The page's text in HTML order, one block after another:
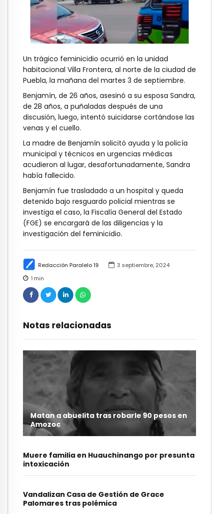
Redacción Paralelo 19
3 septiembre, 2024
1 min
Notas relacionadas
Matan a abuelita tras robarle 90 pesos en
Amozoc
Muere familia en Huauchinango por presunta
intoxicación
Vandalizan Casa de Gestión de Grace
Palomares tras polémica
Un trágico feminicidio ocurrió en la unidad
habitacional Villa Frontera, al norte de la ciudad de
Puebla, la mañana del martes 3 de septiembre.
Benjamín, de 26 años, asesinó a su esposa Sandra,
de 28 años, a puñaladas después de una
discusión, luego, intentó suicidarse cortándose las
venas y el cuello.
La madre de Benjamín solicitó ayuda y la policía
municipal y técnicos en urgencias médicas
acudieron al lugar, desafortunadamente, Sandra
había fallecido.
Benjamín fue trasladado a un hospital y queda
detenido bajo resguardo policial mientras se
investiga el caso, la Fiscalía General del Estado
(FGE) se encargará de las diligencias y la
investigación del feminicidio.